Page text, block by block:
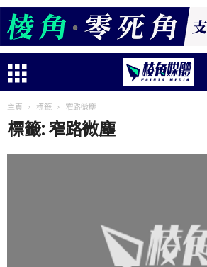
主頁 標籤 窄路微塵
標籤: 窄路微塵